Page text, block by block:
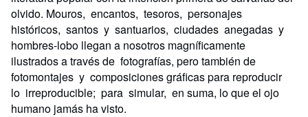
olvido. Mouros, encantos, tesoros, personajes
históricos, santos y santuarios, ciudades anegadas y
hombres-lobo llegan a nosotros magníficamente
ilustrados a través de fotografías, pero también de
fotomontajes y composiciones gráficas para reproducir
lo irreproducible; para simular, en suma, lo que el ojo
humano jamás ha visto.